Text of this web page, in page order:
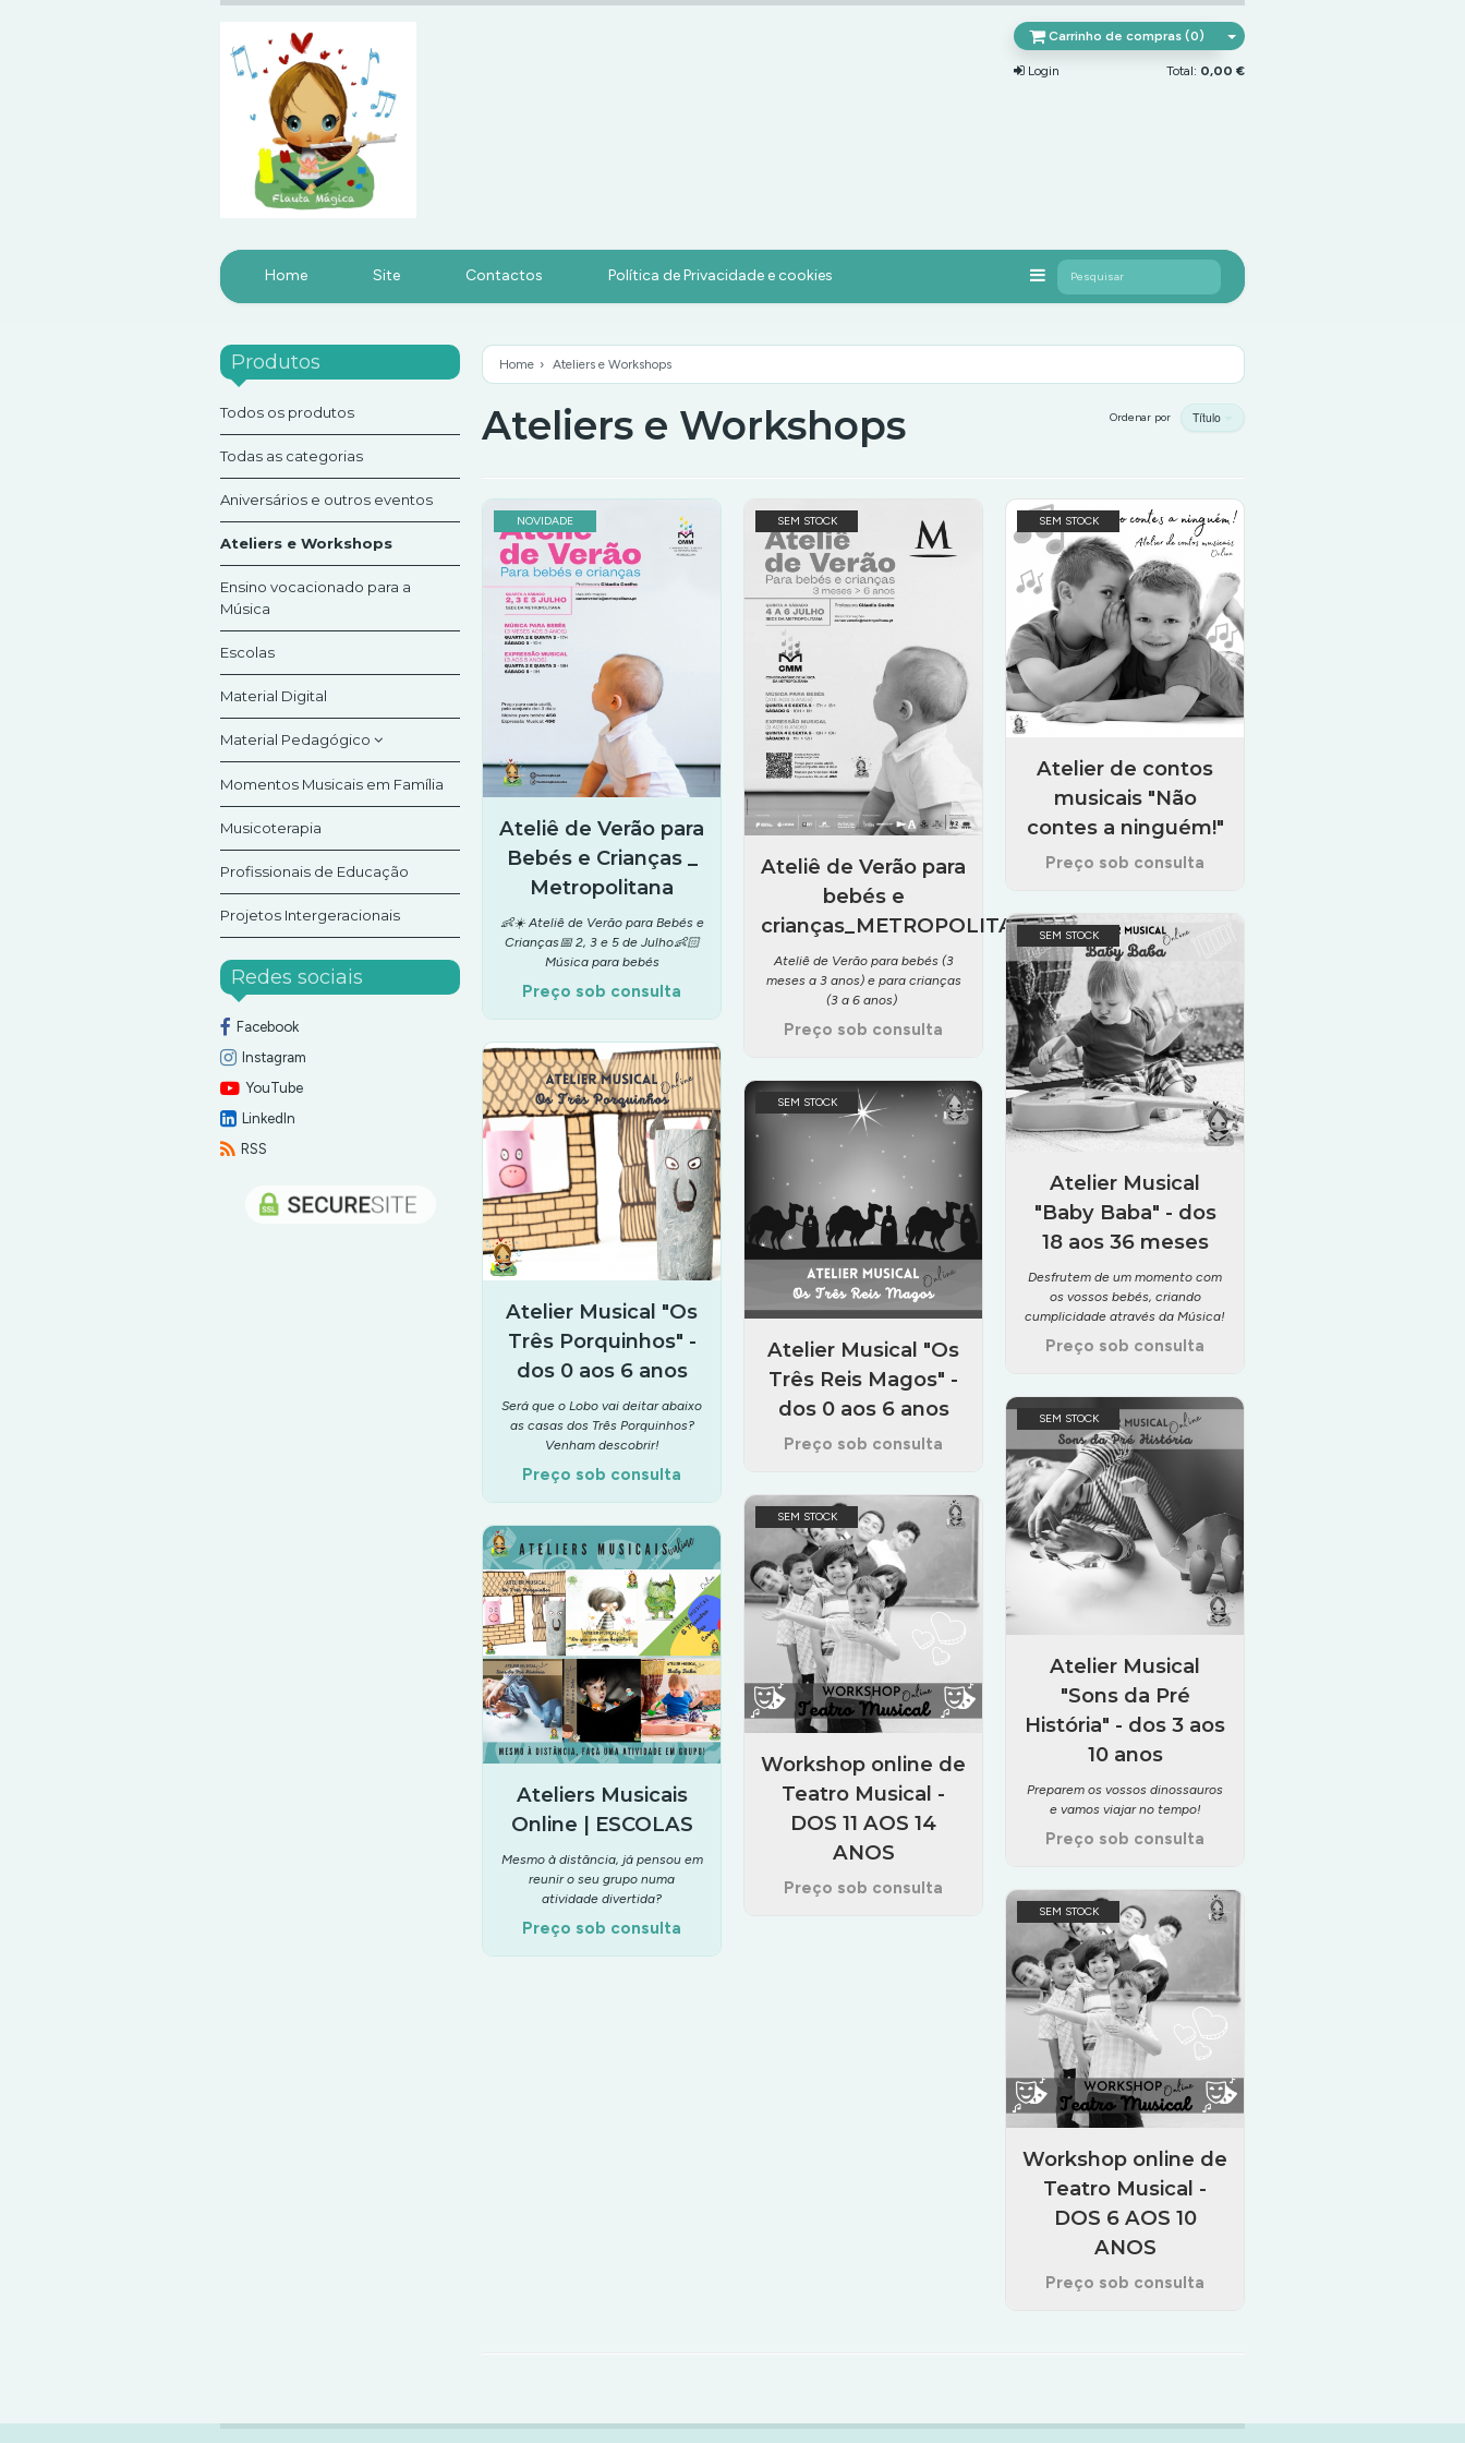
Carrinho de compras (0)
Login Total: 0,00 €
Home Site Contactos Política de Privacidade e cookies Pesquisar
Produtos
Todos os produtos
Todas as categorias
Aniversários e outros eventos
Ateliers e Workshops
Ensino vocacionado para a
Música
Escolas
Material Digital
Material Pedagógico
Jogos Flauta Mágica
KitOrff
Momentos Musicais em Família
Musicoterapia
Profissionais de Educação
Projetos Intergeracionais
Redes sociais
Facebook
Instagram
YouTube
LinkedIn
RSS
Home › Ateliers e Workshops
Ateliers e Workshops Ordenar por Título
NOVIDADE
Ateliê de Verão para
Bebés e Crianças _
Metropolitana
👶☀️ Ateliê de Verão para Bebés e
Crianças📅 2, 3 e 5 de Julho👶🏻
Música para bebés
Preço sob consulta
SEM STOCK
Ateliê de Verão para
bebés e
crianças_METROPOLITANA
Ateliê de Verão para bebés (3
meses a 3 anos) e para crianças
(3 a 6 anos)
Preço sob consulta
SEM STOCK
Atelier de contos
musicais "Não
contes a ninguém!"
Preço sob consulta
SEM STOCK
Atelier Musical
"Baby Baba" - dos
18 aos 36 meses
Desfrutem de um momento com
os vossos bebés, criando
cumplicidade através da Música!
Preço sob consulta
Atelier Musical "Os
Três Porquinhos" -
dos 0 aos 6 anos
Será que o Lobo vai deitar abaixo
as casas dos Três Porquinhos?
Venham descobrir!
Preço sob consulta
SEM STOCK
Atelier Musical "Os
Três Reis Magos" -
dos 0 aos 6 anos
Preço sob consulta
SEM STOCK
Atelier Musical
"Sons da Pré
História" - dos 3 aos
10 anos
Preparem os vossos dinossauros
e vamos viajar no tempo!
Preço sob consulta
Ateliers Musicais
Online | ESCOLAS
Mesmo à distância, já pensou em
reunir o seu grupo numa
atividade divertida?
Preço sob consulta
SEM STOCK
Workshop online de
Teatro Musical -
DOS 11 AOS 14
ANOS
Preço sob consulta
SEM STOCK
Workshop online de
Teatro Musical -
DOS 6 AOS 10
ANOS
Preço sob consulta